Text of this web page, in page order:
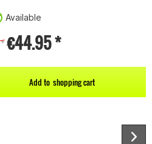
Available
€44.95 *
;
Add to shopping cart